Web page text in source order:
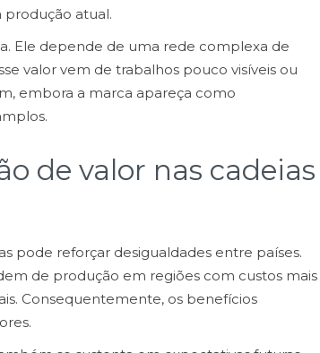
produção atual.
Ele depende de uma rede complexa de
valor vem de trabalhos pouco visíveis ou
embora a marca apareça como
de valor nas cadeias
pode reforçar desigualdades entre países.
de produção em regiões com custos mais
Consequentemente, os benefícios